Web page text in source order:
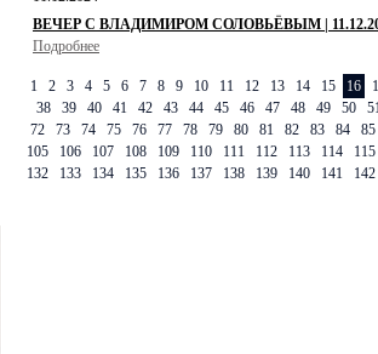
ВЕЧЕР С ВЛАДИМИРОМ СОЛОВЬЁВЫМ |
Подробнее
1 2 3 4 5 6 7 8 9 10 11 12 13 14 15 16
38
39 40 41 42 43 44 45 46 47 48 49 50
72
73 74 75 76 77 78 79 80 81 82 83 84 85
105
106 107 108 109 110 111 112 113 114 115
132
133 134 135 136 137 138 139 140 141 142